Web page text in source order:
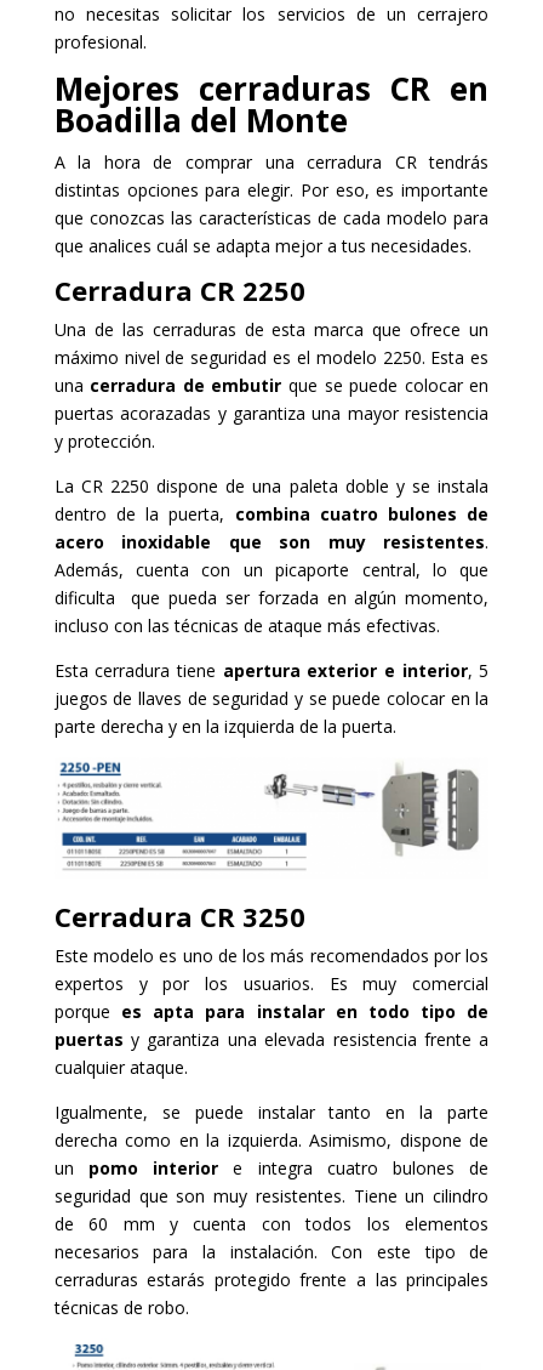
no necesitas solicitar los servicios de un cerrajero
profesional.
Mejores cerraduras CR en
Boadilla del Monte
A la hora de comprar una cerradura CR tendrás
distintas opciones para elegir. Por eso, es importante
que conozcas las características de cada modelo para
que analices cuál se adapta mejor a tus necesidades.
Cerradura CR 2250
Una de las cerraduras de esta marca que ofrece un
máximo nivel de seguridad es el modelo 2250. Esta es
una cerradura de embutir que se puede colocar en
puertas acorazadas y garantiza una mayor resistencia
y protección.
La CR 2250 dispone de una paleta doble y se instala
dentro de la puerta, combina cuatro bulones de
acero inoxidable que son muy resistentes.
Además, cuenta con un picaporte central, lo que
dificulta que pueda ser forzada en algún momento,
incluso con las técnicas de ataque más efectivas.
Esta cerradura tiene apertura exterior e interior, 5
juegos de llaves de seguridad y se puede colocar en la
parte derecha y en la izquierda de la puerta.
Cerradura CR 3250
Este modelo es uno de los más recomendados por los
expertos y por los usuarios. Es muy comercial
porque es apta para instalar en todo tipo de
puertas y garantiza una elevada resistencia frente a
cualquier ataque.
Igualmente, se puede instalar tanto en la parte
derecha como en la izquierda. Asimismo, dispone de
un pomo interior e integra cuatro bulones de
seguridad que son muy resistentes. Tiene un cilindro
de 60 mm y cuenta con todos los elementos
necesarios para la instalación. Con este tipo de
cerraduras estarás protegido frente a las principales
técnicas de robo.